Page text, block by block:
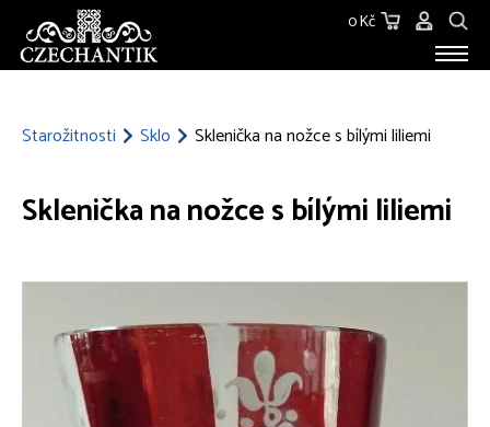
0 Kč
O NÁS
Starožitnosti Sklo Sklenička na nožce s bílými liliemi
Sklenička na nožce s bílými liliemi